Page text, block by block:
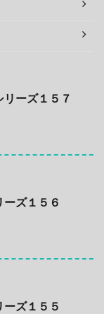
リーズ１５７
ーズ１５６
ーズ１５５